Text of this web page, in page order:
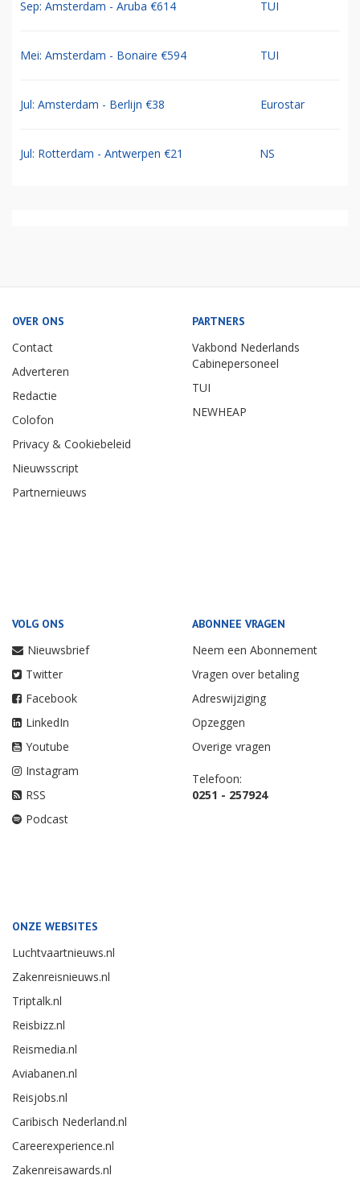
Sep: Amsterdam - Aruba €614 TUI
Mei: Amsterdam - Bonaire €594 TUI
Jul: Amsterdam - Berlijn €38 Eurostar
Jul: Rotterdam - Antwerpen €21 NS
OVER ONS
Contact
Adverteren
Redactie
Colofon
Privacy & Cookiebeleid
Nieuwsscript
Partnernieuws
PARTNERS
Vakbond Nederlands
Cabinepersoneel
TUI
NEWHEAP
VOLG ONS
Nieuwsbrief
Twitter
Facebook
LinkedIn
Youtube
Instagram
RSS
Podcast
ABONNEE VRAGEN
Neem een Abonnement
Vragen over betaling
Adreswijziging
Opzeggen
Overige vragen
Telefoon:
0251 - 257924
ONZE WEBSITES
Luchtvaartnieuws.nl
Zakenreisnieuws.nl
Triptalk.nl
Reisbizz.nl
Reismedia.nl
Aviabanen.nl
Reisjobs.nl
Caribisch Nederland.nl
Careerexperience.nl
Zakenreisawards.nl